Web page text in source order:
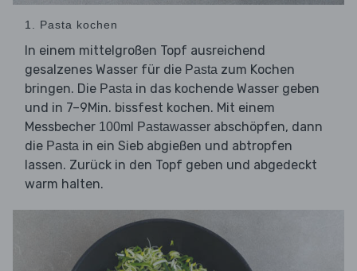
1. Pasta kochen
In einem mittelgroßen Topf ausreichend
gesalzenes Wasser für die Pasta zum Kochen
bringen. Die Pasta in das kochende Wasser geben
und in 7–9Min. bissfest kochen. Mit einem
Messbecher 100ml Pastawasser abschöpfen, dann
die Pasta in ein Sieb abgießen und abtropfen
lassen. Zurück in den Topf geben und abgedeckt
warm halten.